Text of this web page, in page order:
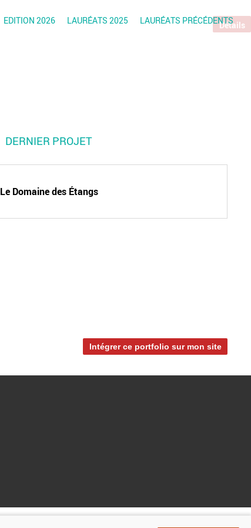
EDITION 2026 LAURÉATS 2025 LAURÉATS PRÉCÉDENTS
DERNIER PROJET
Le Domaine des Étangs
Détails
Intégrer ce portfolio sur mon site
En partenariat avec :